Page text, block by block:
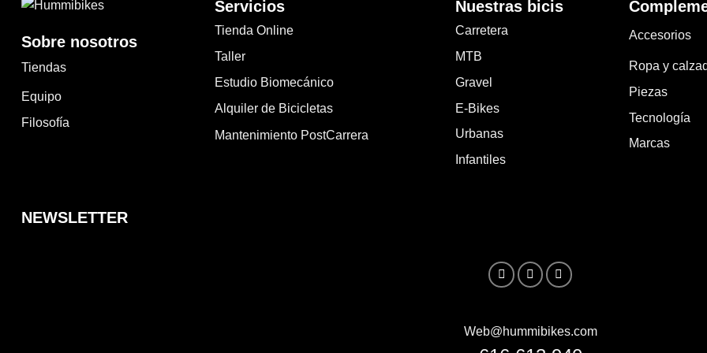
Sobre nosotros
Tiendas
Equipo
Filosofía
Servicios
Tienda Online
Taller
Estudio Biomecánico
Alquiler de Bicicletas
Mantenimiento PostCarrera
Nuestras bicis
Carretera
MTB
Gravel
E-Bikes
Urbanas
Infantiles
Accesorios
Ropa y
Piezas
Tecnología
Marcas
NEWSLETTER
Web@hummibikes.com